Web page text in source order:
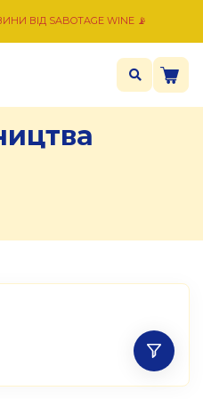
ВІД SABOTAGE WINE 📡